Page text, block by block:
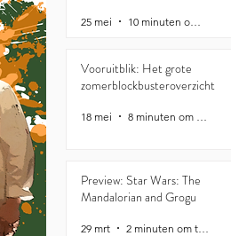
25 mei
Vooruitblik: Het grote
zomerblockbusteroverzicht
18 mei
Preview: Star Wars: The
Mandalorian and Grogu
29 mrt